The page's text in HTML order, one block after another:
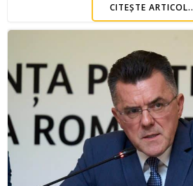
CITEȘTE ARTICOL..